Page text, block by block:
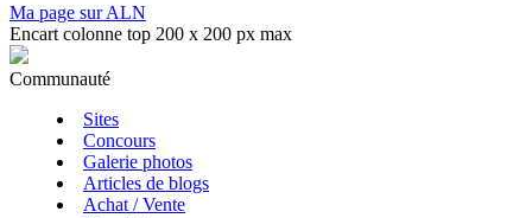
Ma page sur ALN
Encart colonne top 200 x 200 px max
Communauté
Sites
Concours
Galerie photos
Articles de blogs
Achat / Vente